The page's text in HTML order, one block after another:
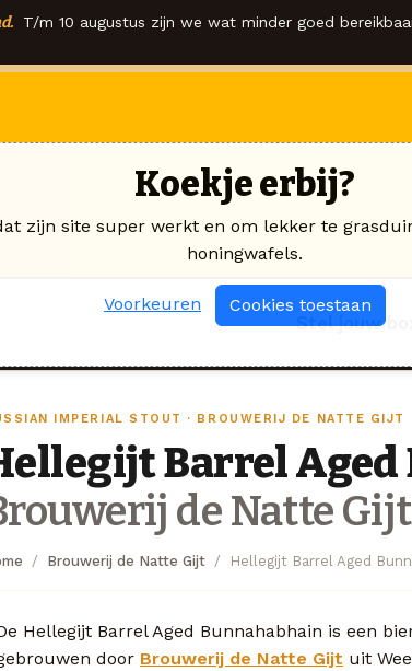
T/m 10 augustus zijn we wat minder goed
Stel jouw
IMPERIAL STOUT · BROUWERIJ DE NATTE GIJT
Barrel Aged
de Natte Gijt
Brouwerij de Natte Gijt Hellegijt Barrel Aged
Hellegijt Barrel Aged Bunnahabhain is een
door Brouwerij de Natte Gijt uit
Koekje erbij?
zijn site super werkt en om lekker te
honingwafels.
Voorkeuren Cookies toestaan